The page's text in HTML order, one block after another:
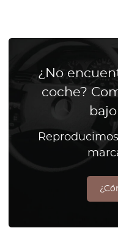
¿No
coche?